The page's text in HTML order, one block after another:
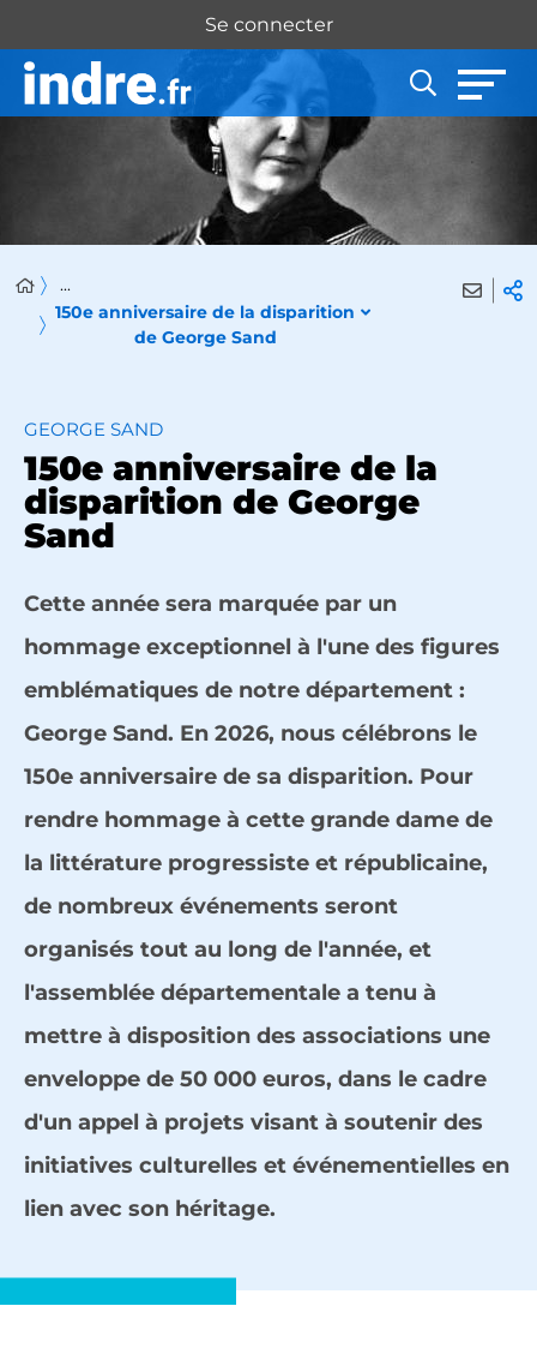
Panneau de gestion des cookies
Se connecter
...
150e anniversaire de la disparition
de George Sand
GEORGE SAND
150e anniversaire de la
disparition de George
Sand
Cette année sera marquée par un
hommage exceptionnel à l'une des figures
emblématiques de notre département :
George Sand. En 2026, nous célébrons le
150e anniversaire de sa disparition. Pour
rendre hommage à cette grande dame de
la littérature progressiste et républicaine,
de nombreux événements seront
organisés tout au long de l'année, et
l'assemblée départementale a tenu à
mettre à disposition des associations une
enveloppe de 50 000 euros, dans le cadre
d'un appel à projets visant à soutenir des
initiatives culturelles et événementielles en
lien avec son héritage.